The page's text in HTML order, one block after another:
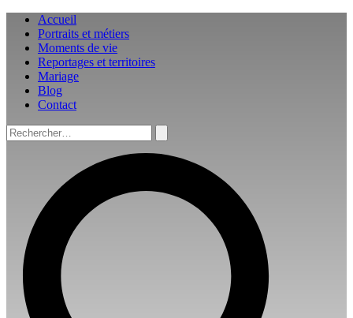
Aller
contenu
Accueil
Portraits et métiers
Moments de vie
Reportages et territoires
Mariage
Blog
Contact
Rechercher :